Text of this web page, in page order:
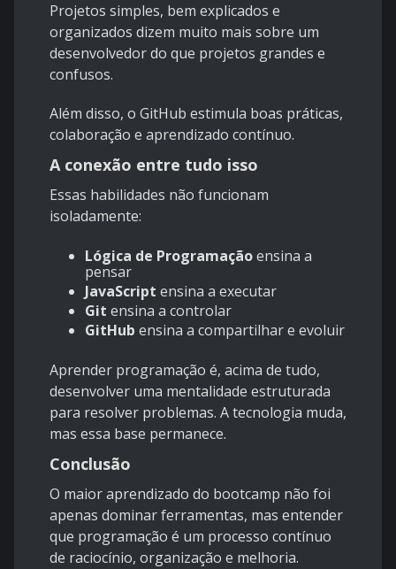
Projetos simples, bem explicados e
organizados dizem muito mais sobre um
desenvolvedor do que projetos grandes e
confusos.
Além disso, o GitHub estimula boas práticas,
colaboração e aprendizado contínuo.
A conexão entre tudo isso
Essas habilidades não funcionam
isoladamente:
Lógica de Programaçãoensina a
pensar
JavaScript ensina a executar
Git ensina a controlar
GitHub ensina a compartilhar e evoluir
Aprender programação é, acima de tudo,
desenvolver uma mentalidade estruturada
para resolver problemas. A tecnologia muda,
mas essa base permanece.
Conclusão
O maior aprendizado do bootcamp não foi
apenas dominar ferramentas, mas entender
que programação é um processo contínuo
de raciocínio, organização e melhoria.